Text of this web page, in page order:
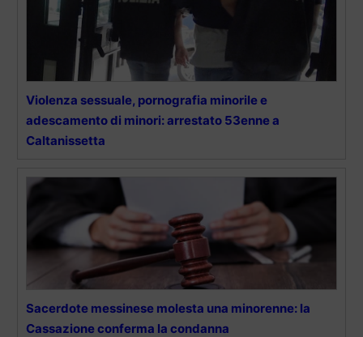
Violenza sessuale, pornografia minorile e
adescamento di minori: arrestato 53enne a
Caltanissetta
Sacerdote messinese molesta una minorenne: la
Cassazione conferma la condanna